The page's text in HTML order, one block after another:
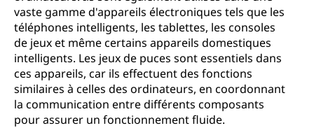
vaste gamme d'appareils électroniques tels que les
téléphones intelligents, les tablettes, les consoles
de jeux et même certains appareils domestiques
intelligents. Les jeux de puces sont essentiels dans
ces appareils, car ils effectuent des fonctions
similaires à celles des ordinateurs, en coordonnant
la communication entre différents composants
pour assurer un fonctionnement fluide.